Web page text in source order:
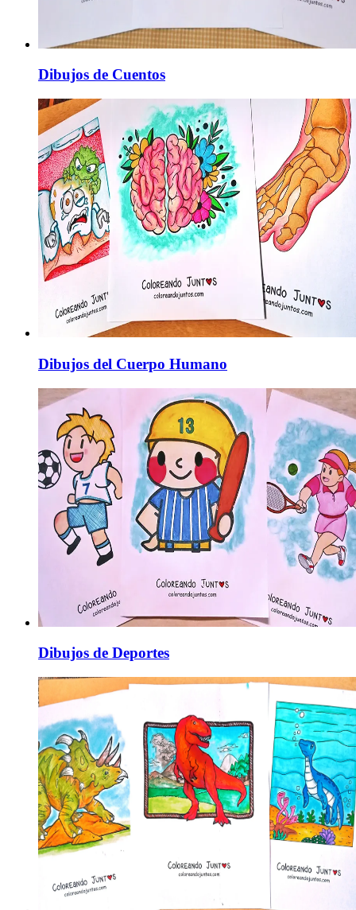
Dibujos de Cuentos
Dibujos del Cuerpo Humano
Dibujos de Deportes